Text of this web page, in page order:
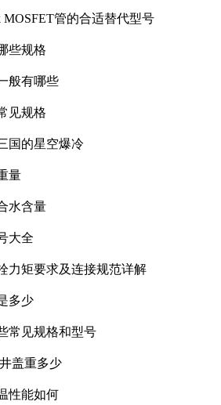
MOSFET管的合适替代型号
些规格
般有哪些
见规格
国的星空爆冷
量
水含量
大全
力矩要求及连接规范详解
多少
常见规格和型号
盖重多少
性能如何